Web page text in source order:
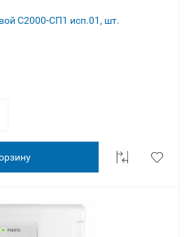
С2000-СП1 исп.01, шт.